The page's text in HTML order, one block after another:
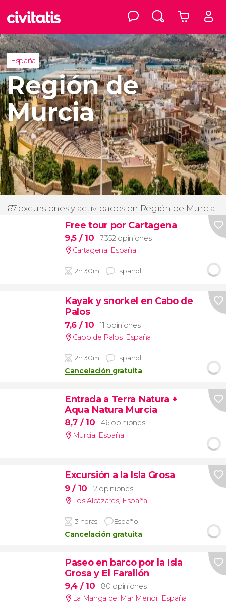
España
Región de
Murcia
67 excursiones y actividades en Región de Murcia
Free tour por Cartagena
9,5 / 10
7.352 opiniones
Cartagena, España
2h 30m Español
Kayak y snorkel en Cabo de
Palos
7,6 / 10
11 opiniones
Cabo de Palos, España
2h 30m Español
Cancelación gratuita
Entrada a Terra Natura +
Aqua Natura Murcia
8,7 / 10
46 opiniones
Murcia, España
Excursión a la Isla Grosa
9/ 10
2 opiniones
Los Alcázares, España
3 horas Español
Cancelación gratuita
Paseo en barco por la Isla
Grosa y El Farallón
9,4 / 10
80 opiniones
La Manga del Mar Menor, España